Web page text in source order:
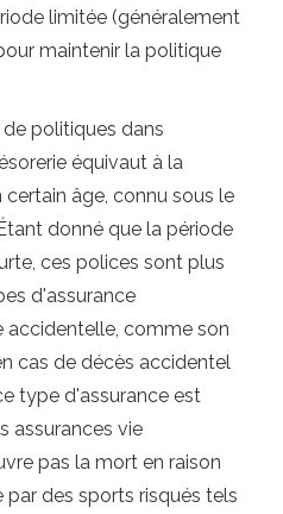
limitée (généralement
maintenir la politique
politiques dans
équivaut à la
âge, connu sous le
donné que la période
ces polices sont plus
d'assurance
accidentelle, comme son
cas de décès accidentel
type d'assurance est
assurances vie
pas la mort en raison
des sports risqués tels